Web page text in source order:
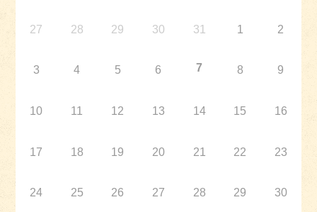
27 28 29 30 31 1 2
3 4 5 6 7 8 9
10 11 12 13 14 15 16
17 18 19 20 21 22 23
24 25 26 27 28 29 30